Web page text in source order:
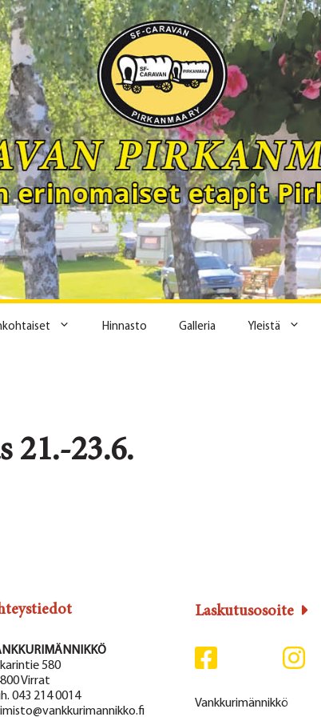
Hinnasto Galleria Yleistä
21.-23.6.
580
Virrat
043 214 0014
Laskutusosoite
Vankkurimännikkö